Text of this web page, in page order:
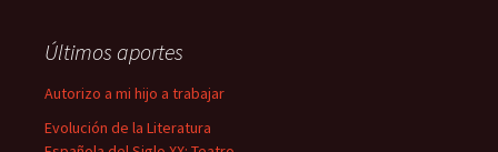
Últimos aportes
Autorizo a mi hijo a trabajar
Evolución de la Literatura